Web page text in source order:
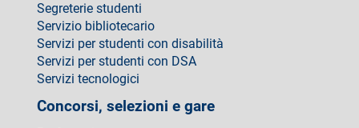
Segreterie studenti
Servizio bibliotecario
Servizi per studenti con disabilità
Servizi per studenti con DSA
Servizi tecnologici
Concorsi, selezioni e gare